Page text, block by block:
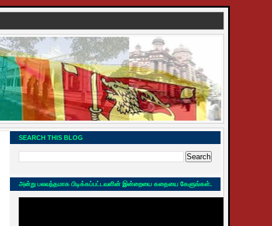
SEARCH THIS BLOG
அன்று பலவந்தமாக பிடிக்கப்பட்டவளின் இன்றையை கதையை கேளுங்கள்.